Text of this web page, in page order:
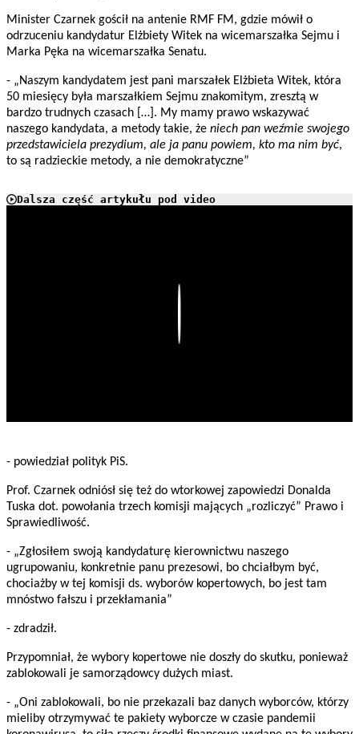
Minister Czarnek gościł na antenie RMF FM, gdzie mówił o
odrzuceniu kandydatur Elżbiety Witek na wicemarszałka Sejmu i
Marka Pęka na wicemarszałka Senatu.
- „Naszym kandydatem jest pani marszałek Elżbieta Witek, która
50 miesięcy była marszałkiem Sejmu znakomitym, zresztą w
bardzo trudnych czasach […]. My mamy prawo wskazywać
naszego kandydata, a metody takie, że niech pan weźmie swojego
przedstawiciela prezydium, ale ja panu powiem, kto ma nim być,
to są radzieckie metody, a nie demokratyczne”
Dalsza część artykułu pod video
- powiedział polityk PiS.
Prof. Czarnek odniósł się też do wtorkowej zapowiedzi Donalda
Tuska dot. powołania trzech komisji mających „rozliczyć” Prawo i
Sprawiedliwość.
- „Zgłosiłem swoją kandydaturę kierownictwu naszego
ugrupowaniu, konkretnie panu prezesowi, bo chciałbym być,
chociażby w tej komisji ds. wyborów kopertowych, bo jest tam
mnóstwo fałszu i przekłamania”
- zdradził.
Przypomniał, że wybory kopertowe nie doszły do skutku, ponieważ
zablokowali je samorządowcy dużych miast.
- „Oni zablokowali, bo nie przekazali baz danych wyborców, którzy
mieliby otrzymywać te pakiety wyborcze w czasie pandemii